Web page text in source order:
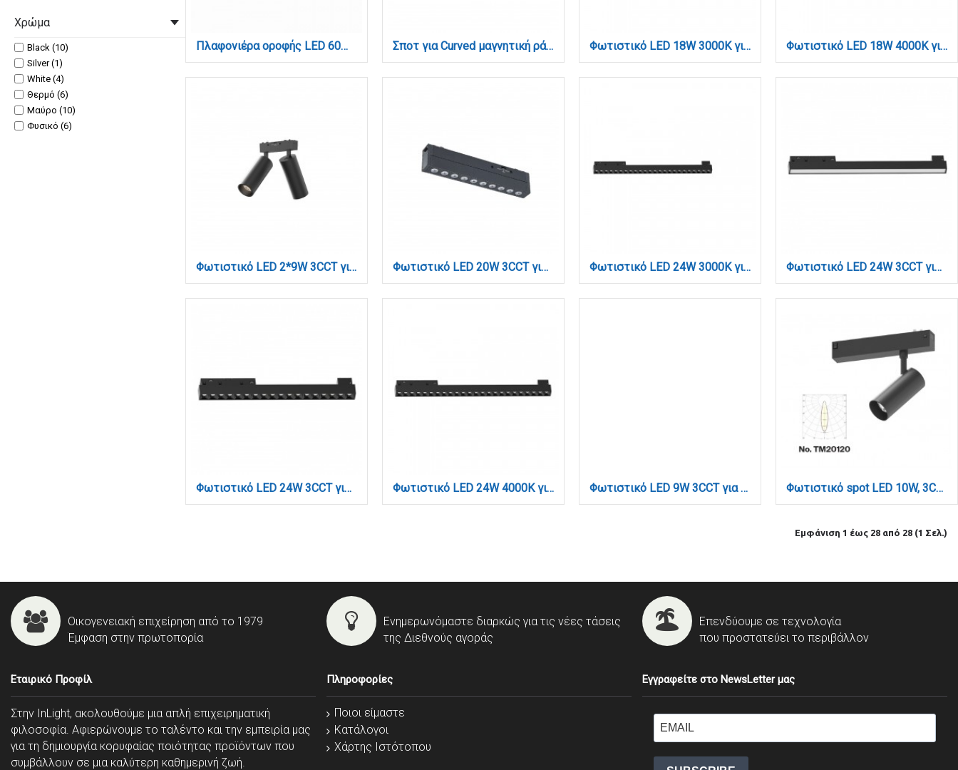
Χρώμα
Black (10)
Silver (1)
White (4)
Θερμό (6)
Μαύρο (10)
Φυσικό (6)
Πλαφονιέρα οροφής LED 60W 3000K από μέταλλο σε μαύρη απόχρωση και ακρυλικό D:40cm (42019) Σποτ για Curved μαγνητική ράγα LED 12W 3000K σε μαύρη απόχρωση D:4,8x11,5cm (TMC0051-Black) Φωτιστικό LED 18W 3000K για μαγνητική ράγα σε μαύρη απόχρωση D:40cmX4,3cm (T01801-BL) Φωτιστικό LED 18W 4000K για μαγνητική ράγα σε μαύρη απόχρωση D:40cmX4,3cm (T01802-BL)
Φωτιστικό LED 2*9W 3CCT για Ultra-Thin μαγνητική ράγα σε μαύρη απόχρωση D:4,4X16cm (TMU0140-Black) Φωτιστικό LED 20W 3CCT για Ultra-Thin μαγνητική ράγα σε μαύρη απόχρωση D:45X2,6X4,8cm (TMU0160-BL) Φωτιστικό LED 24W 3000K για μαγνητική ράγα σε μαύρη απόχρωση D:43,6cmX4,3cm (T01501-BL) Φωτιστικό LED 24W 3CCT για μαγνητική ράγα σε μαύρη απόχρωση D:43,5X2,2X4,3cm (TM0020-Black)
Φωτιστικό LED 24W 3CCT για μαγνητική ράγα σε μαύρη απόχρωση D:43,5X2,2X4,3cm (TM0070-Black) Φωτιστικό LED 24W 4000K για μαγνητική ράγα σε μαύρη απόχρωση D:43,6cmX4,3cm (T01502-BL) Φωτιστικό LED 9W 3CCT για Ultra-Thin μαγνητική ράγα σε μαύρη απόχρωση D:4,4X16cm (TMU0130-Black) Φωτιστικό spot LED 10W, 3CCT, 24° για μαγνητική ράγα 220V, σε μαύρη απόχρωση D:4,5x10cm (TM20120)
Εμφάνιση 1 έως 28 από 28 (1 Σελ.)
Οικογενειακή επιχείρηση από το 1979
Έμφαση στην πρωτοπορία
Ενημερωνόμαστε διαρκώς για τις νέες τάσεις
της Διεθνούς αγοράς
Επενδύουμε σε τεχνολογία
που προστατεύει το περιβάλλον
Εταιρικό Προφίλ
Στην InLight, ακολουθούμε μια απλή επιχειρηματική
φιλοσοφία. Αφιερώνουμε το ταλέντο και την εμπειρία μας
για τη δημιουργία κορυφαίας ποιότητας προϊόντων που
συμβάλλουν σε μια καλύτερη καθημερινή ζωή.
Πληροφορίες
Ποιοι είμαστε
Κατάλογοι
Χάρτης Ιστότοπου
Εγγραφείτε στο NewsLetter μας